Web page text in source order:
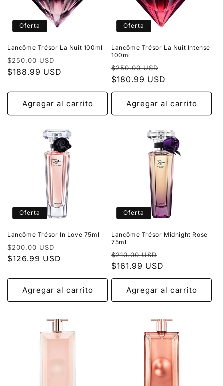
Oferta
Lancôme Trésor La Nuit 100ml
Precio
habitual
$250.00 USD
de
$188.99 USD
Agregar al carrito
Oferta
Lancôme Trésor La Nuit Intense
100ml
Precio
habitual
$250.00 USD
de
oferta
$180.99 USD
Agregar al carrito
Oferta
Lancôme Trésor In Love 75ml
Precio
habitual
$200.00 USD
de
$126.99 USD
Agregar al carrito
Oferta
Lancôme Trésor Midnight Rose
75ml
Precio
habitual
$210.00 USD
de
oferta
$161.99 USD
Agregar al carrito